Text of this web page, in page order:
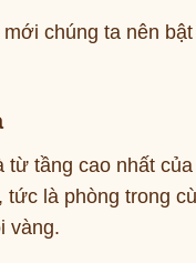
chúng ta nên
tầng cao nhất
tức là phòng trong
vàng.